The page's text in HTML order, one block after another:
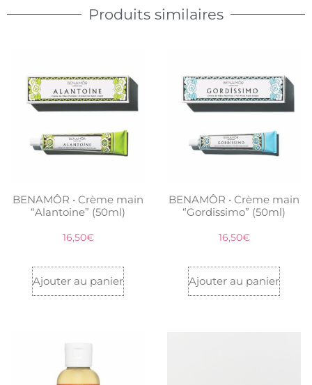
Produits similaires
BENAMÔR • Crème main
“Alantoine” (50ml)
16,50€
Ajouter au panier
BENAMÔR • Crème main
“Gordissimo” (50ml)
16,50€
Ajouter au panier